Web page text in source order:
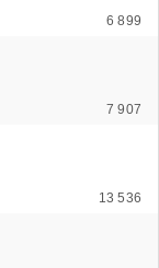
6 899
7 907
13 536